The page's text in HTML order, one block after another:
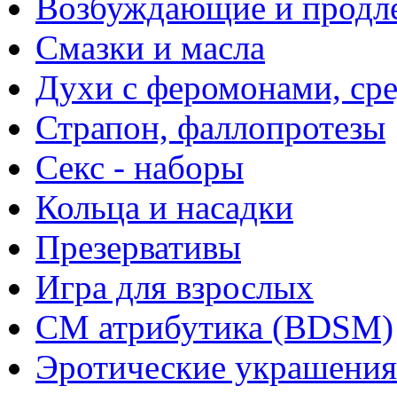
Смазки и масла
Духи с феромонами,
Страпон, фаллопротезы
Секс - наборы
Кольца и насадки
Презервативы
Игра для взрослых
СМ атрибутика (BDSM)
Эротические